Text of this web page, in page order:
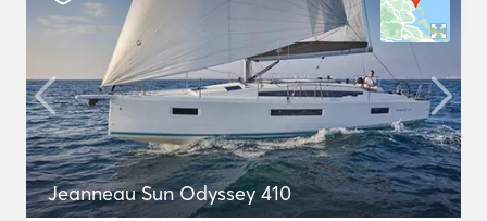
Jeanneau Sun Odyssey 410